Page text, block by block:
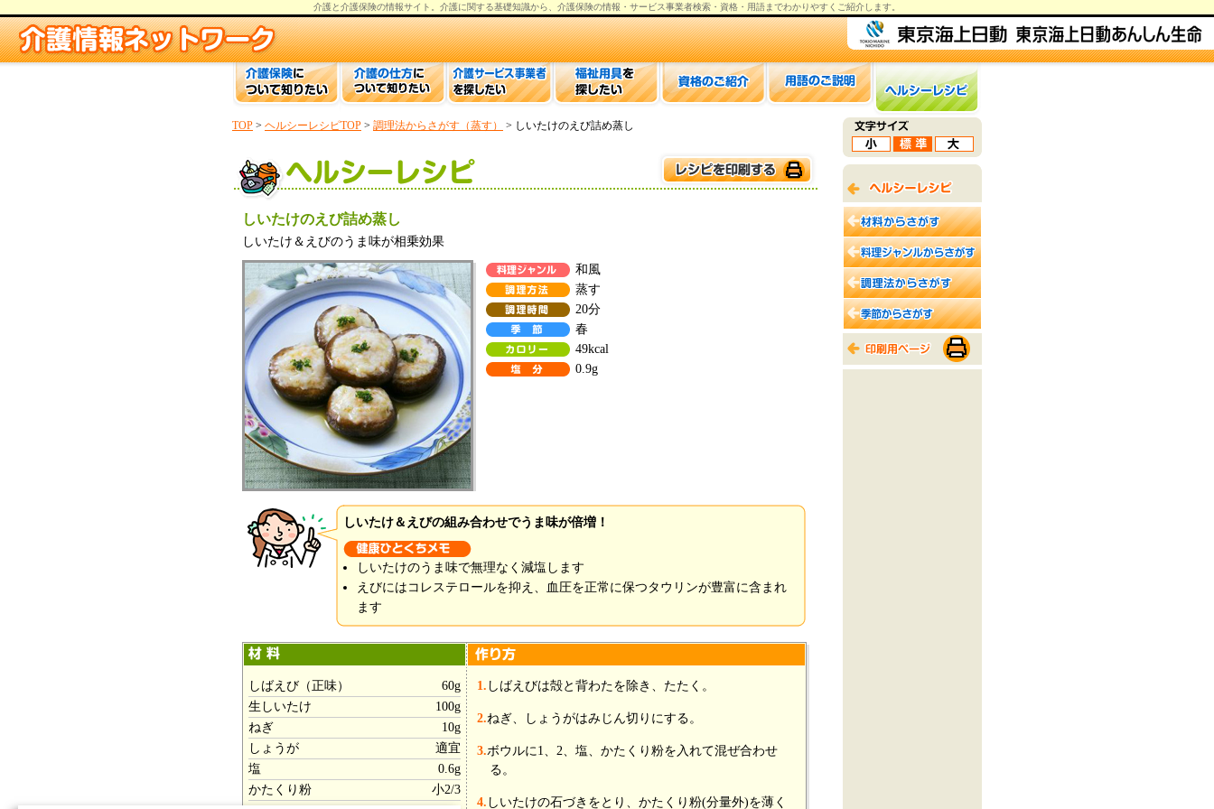
介護と介護保険の情報サイト。 介護に関する基礎知識から、 介護保険の情報 ・サービス事業者検索・資格・用語までわかりやすくご紹介します。
TOP > ヘルシーレシピTOP > 調理法からさがす（蒸す） > しいたけのえび詰め蒸し
しいたけのえび詰め蒸し
しいたけ＆えびのうま味が相乗効果
和風
蒸す
20分
春
49kcal
0.9g
しいたけ＆えびの組み合わせでうま味が倍増！
しいたけのうま味で無理なく減塩します
えびにはコレステロールを抑え、血圧を正常に保つタウリンが豊富に含まれ
ます
しばえび（正味）
60g
生しいたけ
100g
ねぎ
10g
しょうが
適宜
塩
0.6g
かたくり粉
小2/3
1. しばえびは殻と背わたを除き、たたく。
2.ねぎ、しょうがはみじん切りにする。
3.ボウルに1、2、塩、かたくり粉を入れて混ぜ合わせ
る。
4. しいたけの石づきをとり、かたくり粉(分量外)を薄く